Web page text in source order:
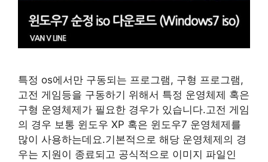
특정 os에서만 구동되는 프로그램, 구형 프로그램,
고전 게임등을 구동하기 위해서 특정 운영체제 혹은
구형 운영체제가 필요한 경우가 있습니다.고전 게임
의 경우 보통 윈도우 XP 혹은 윈도우7 운영체제를
많이 사용하는데요.기본적으로 해당 운영체제의 경
우는 지원이 종료되고 공식적으로 이미지 파일인